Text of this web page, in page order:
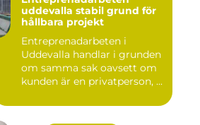
uddevalla stabil grund för
hållbara projekt
Entreprenadarbeten i
Uddevalla handlar i grunden
om samma sak oavsett om
kunden är en privatperson, ...